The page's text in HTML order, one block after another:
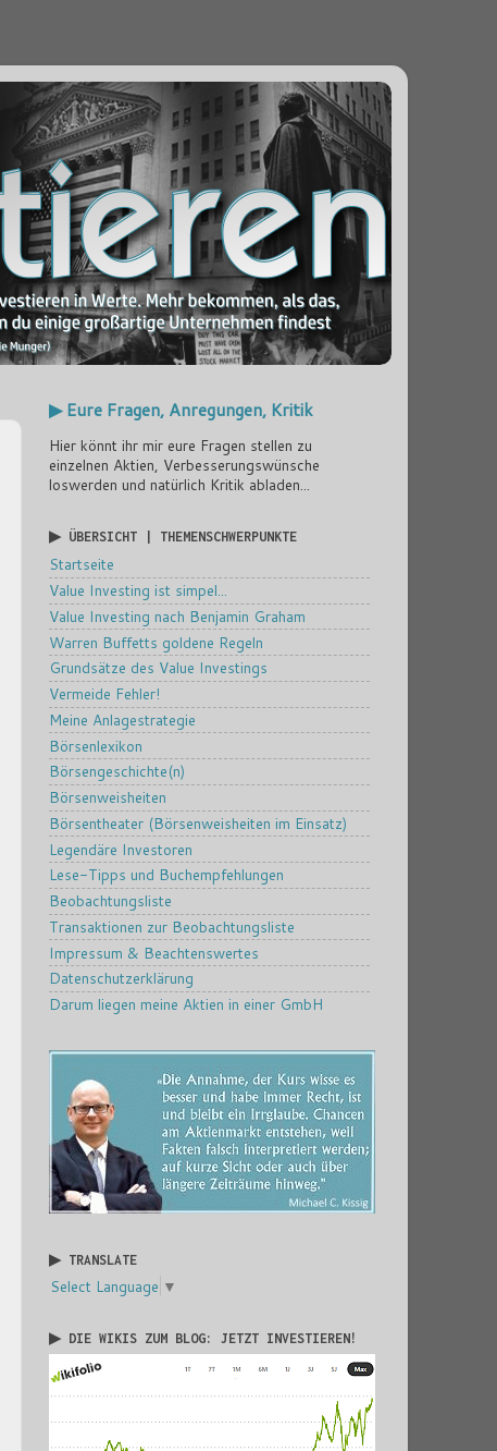
▶ Eure Fragen, Anregungen, Kritik
Hier könnt ihr mir eure Fragen stellen zu
einzelnen Aktien, Verbesserungswünsche
loswerden und natürlich Kritik abladen...
▶ ÜBERSICHT | THEMENSCHWERPUNKTE
Startseite
Value Investing ist simpel...
Value Investing nach Benjamin Graham
Warren Buffetts goldene Regeln
Grundsätze des Value Investings
Vermeide Fehler!
Meine Anlagestrategie
Börsenlexikon
Börsengeschichte(n)
Börsenweisheiten
Börsentheater (Börsenweisheiten im Einsatz)
Legendäre Investoren
Lese-Tipps und Buchempfehlungen
Beobachtungsliste
Transaktionen zur Beobachtungsliste
Impressum & Beachtenswertes
Datenschutzerklärung
Darum liegen meine Aktien in einer GmbH
▶ TRANSLATE
Select Language ▼
▶ DIE WIKIS ZUM BLOG: JETZT INVESTIEREN!